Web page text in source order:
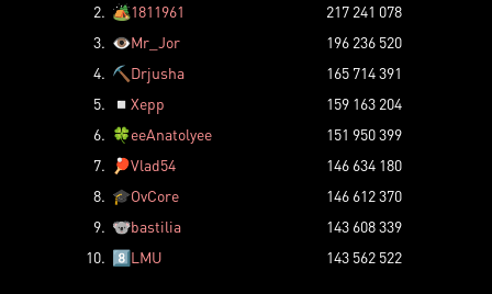
2. 🏕️1811961
217 241 078
3. 👁️Mr_Jor
196 236 520
4. ⛏️ Drjusha
165 714 391
5.
◽ Xepp
159 163 204
6. 🍀eeAnatolyee
151 950 399
7.
🏓Vlad54
146 634 180
8. 🎓OvCore
146 612 370
9. 🐨bastilia
143 608 339
10. 8️⃣LMU 143 562 522